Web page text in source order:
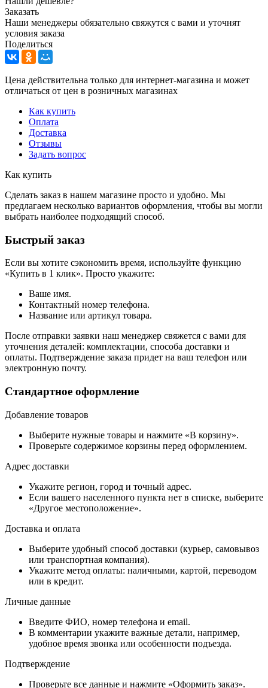
Заказать
Наши менеджеры обязательно свяжутся с вами и уточнят
условия заказа
Поделиться
Цена действительна только для интернет-магазина и может
отличаться от цен в розничных магазинах
Как купить
Оплата
Доставка
Отзывы
Задать вопрос
Как купить
Сделать заказ в нашем магазине просто и удобно. Мы
предлагаем несколько вариантов оформления, чтобы вы могли
выбрать наиболее подходящий способ.
Быстрый заказ
Если вы хотите сэкономить время, используйте функцию
«Купить в 1 клик». Просто укажите:
Ваше имя.
Контактный номер телефона.
Название или артикул товара.
После отправки заявки наш менеджер свяжется с вами для
уточнения деталей: комплектации, способа доставки и
оплаты. Подтверждение заказа придет на ваш телефон или
электронную почту.
Стандартное оформление
Добавление товаров
Выберите нужные товары и нажмите «В корзину».
Проверьте содержимое корзины перед оформлением.
Адрес доставки
Укажите регион, город и точный адрес.
Если вашего населенного пункта нет в списке, выберите
«Другое местоположение».
Доставка и оплата
Выберите удобный способ доставки (курьер, самовывоз
или транспортная компания).
Укажите метод оплаты: наличными, картой, переводом
или в кредит.
Личные данные
Введите ФИО, номер телефона и email.
В комментарии укажите важные детали, например,
удобное время звонка или особенности подъезда.
Подтверждение
Проверьте все данные и нажмите «Оформить заказ».